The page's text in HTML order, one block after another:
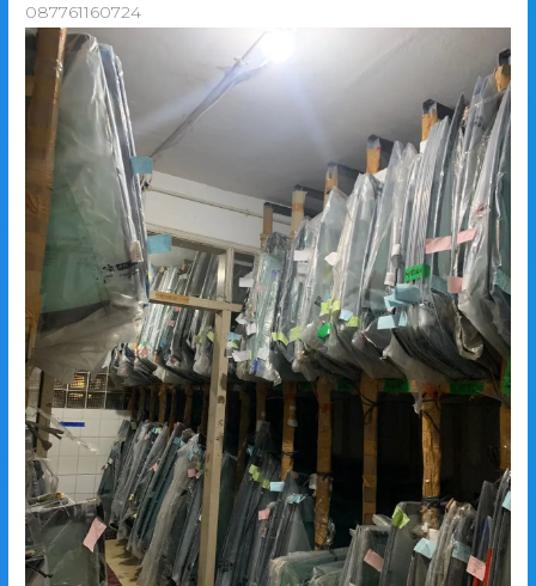
087761160724